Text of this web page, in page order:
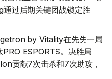
过后期关键团战锁定胜
by Vitality在先失一局
PRO ESPORTS。决胜局
贡献7次击杀和7次助攻，